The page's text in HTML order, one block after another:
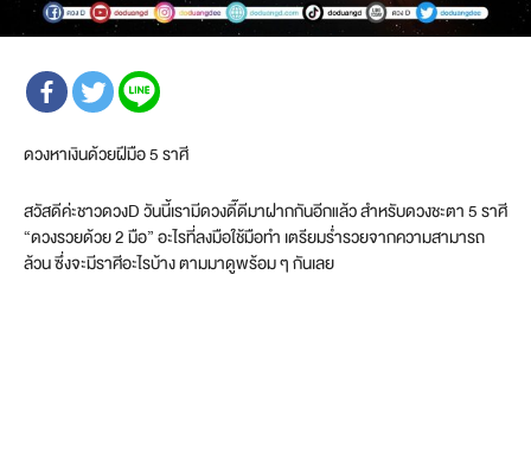
ดวงหาเงินด้วยฝีมือ 5 ราศี
สวัสดีค่ะชาวดวงD วันนี้เรามีดวงดี๊ดีมาฝากกันอีกแล้ว สำหรับดวงชะตา 5 ราศี
“ดวงรวยด้วย 2 มือ” อะไรที่ลงมือใช้มือทำ เตรียมร่ำรวยจากความสามารถ
ล้วน ซึ่งจะมีราศีอะไรบ้าง ตามมาดูพร้อม ๆ กันเลย